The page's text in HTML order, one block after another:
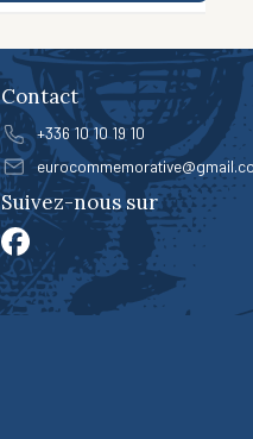
Contact
+336 10 10 19 10
Suivez-nous sur